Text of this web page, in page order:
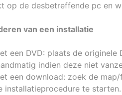
op de desbetreffende pc en
van een installatie
een DVD: plaats de
indien deze niet
een download: zoek de
installatieprocedure te